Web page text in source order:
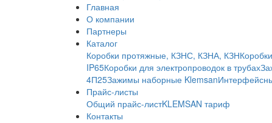
Главная
О компании
Партнеры
Каталог
Коробки протяжные, КЗНС, КЗНА, КЗН
IP65Коробки для электропроводок в трубах
4П25Зажимы наборные Klemsan
Прайс-листы
Общий прайс-листKLEMSAN тариф
Контакты